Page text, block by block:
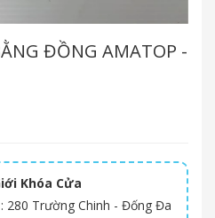
ĐỒNG AMATOP -
Khóa Cửa
280 Trường Chinh - Đống Đa